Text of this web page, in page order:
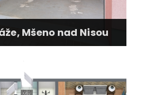
Mšeno nad Nisou
v zastoupení (Švýcarsko)
elektroměru